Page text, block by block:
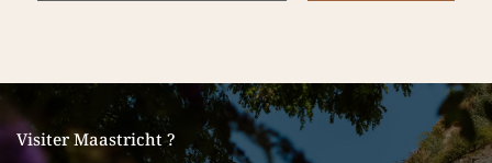
Visiter Maastricht ?